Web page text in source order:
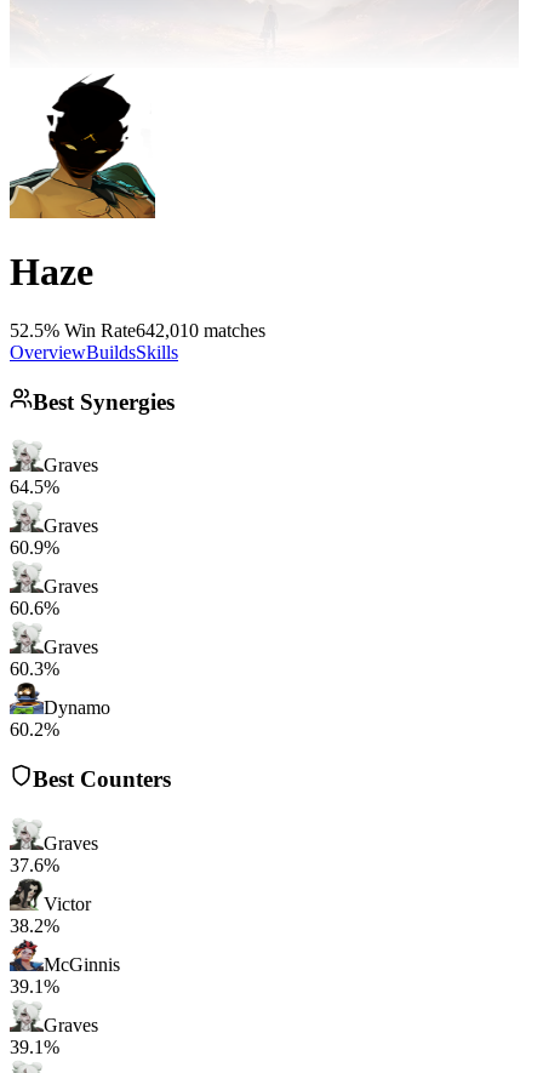
Haze
52.5% Win Rate642,010 matches
OverviewBuildsSkills
Best Synergies
Graves
64.5%
Graves
60.9%
Graves
60.6%
Graves
60.3%
Dynamo
60.2%
Best Counters
Graves
37.6%
Victor
38.2%
McGinnis
39.1%
Graves
39.1%